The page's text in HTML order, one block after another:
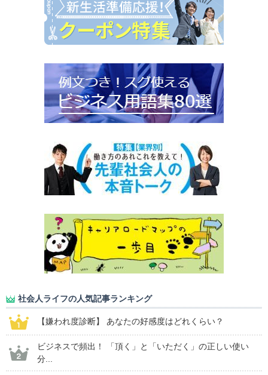
社会人ライフの人気記事ランキング
【嫌われ度診断】 あなたの好感度はどれくらい？
ビジネスで頻出！ 「頂く」と「いただく」の正しい使い
分...